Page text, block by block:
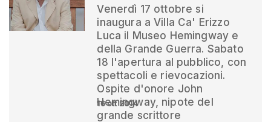
Venerdì 17 ottobre si
inaugura a Villa Ca' Erizzo
Luca il Museo Hemingway e
della Grande Guerra. Sabato
18 l'apertura al pubblico, con
spettacoli e rievocazioni.
Ospite d'onore John
Hemingway, nipote del
grande scrittore
16 ott 2014